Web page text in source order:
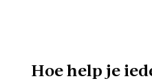
Hoe help je